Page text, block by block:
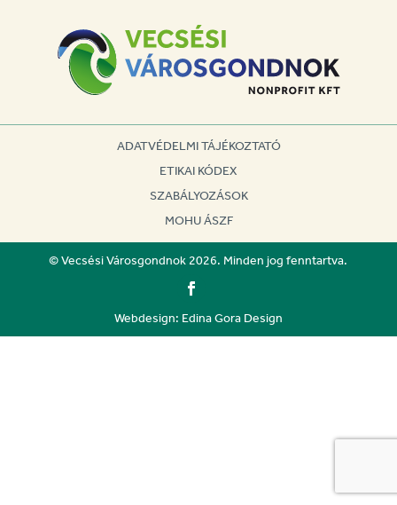
ADATVÉDELMI TÁJÉKOZTATÓ
ETIKAI KÓDEX
SZABÁLYOZÁSOK
MOHU ÁSZF
© Vecsési Városgondnok 2026. Minden jog fenntartva.
Webdesign: Edina Gora Design